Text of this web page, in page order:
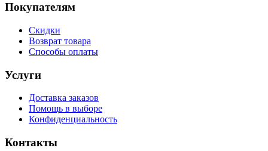
Покупателям
Скидки
Возврат товара
Способы оплаты
Услуги
Доставка заказов
Помощь в выборе
Конфиденциальность
Контакты